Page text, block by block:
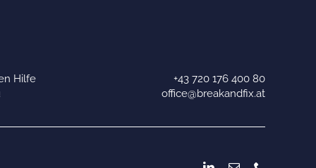
Hilfe
+43 720 176 400 80
office@breakandfix.at